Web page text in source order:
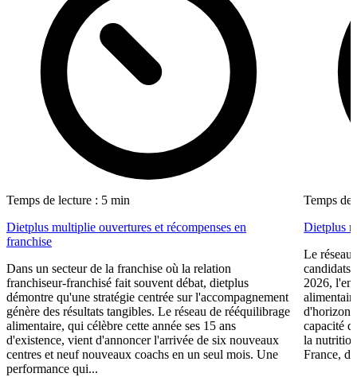
Temps de lecture : 5 min
Dietplus multiplie ouvertures et récompenses en
franchise
Dans un secteur de la franchise où la relation
franchiseur-franchisé fait souvent débat, dietplus
démontre qu'une stratégie centrée sur l'accompagnement
génère des résultats tangibles. Le réseau de rééquilibrage
alimentaire, qui célèbre cette année ses 15 ans
d'existence, vient d'annoncer l'arrivée de six nouveaux
centres et neuf nouveaux coachs en un seul mois. Une
performance qui...
Temps de
Dietplus
Le réseau
candidats
2026,
capacité
la
France,